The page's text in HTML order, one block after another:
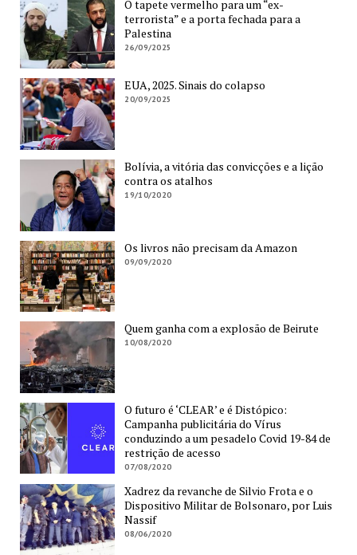
O tapete vermelho para um “ex-
terrorista” e a porta fechada para a
Palestina
26/09/2025
EUA, 2025. Sinais do colapso
20/09/2025
Bolívia, a vitória das convicções e a lição
contra os atalhos
19/10/2020
Os livros não precisam da Amazon
09/09/2020
Quem ganha com a explosão de Beirute
10/08/2020
O futuro é ‘CLEAR’ e é Distópico:
Campanha publicitária do Vírus
conduzindo a um pesadelo Covid 19-84 de
restrição de acesso
07/08/2020
Xadrez da revanche de Silvio Frota e o
Dispositivo Militar de Bolsonaro, por Luis
Nassif
08/06/2020